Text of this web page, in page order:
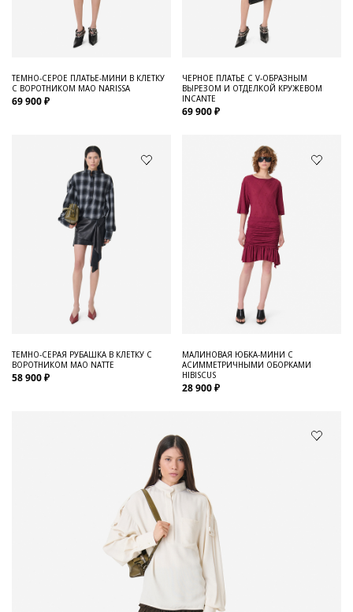
ТЕМНО-СЕРОЕ ПЛАТЬЕ-МИНИ В КЛЕТКУ
С ВОРОТНИКОМ МАО NARISSA
69 900 ₽
ЧЕРНОЕ ПЛАТЬЕ С V-ОБРАЗНЫМ
ВЫРЕЗОМ И ОТДЕЛКОЙ КРУЖЕВОМ
INCANTE
69 900 ₽
ТЕМНО-СЕРАЯ РУБАШКА В КЛЕТКУ С
ВОРОТНИКОМ МАО NATTE
58 900 ₽
МАЛИНОВАЯ ЮБКА-МИНИ С
АСИММЕТРИЧНЫМИ ОБОРКАМИ
HIBISCUS
28 900 ₽